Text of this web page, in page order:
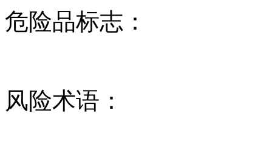
危险品标志：
风险术语：